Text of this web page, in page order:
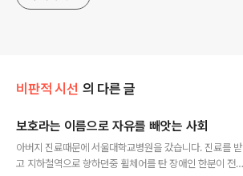
비판적 시선 의 다른 글
보호라는 이름으로 자유를 빼앗는 사회
아버지 진료때문에 서울대학교병원을 갔습니다. 진료를 받
고 지하철역으로 향하던중 휠체어를 탄 장애인 한분이 전